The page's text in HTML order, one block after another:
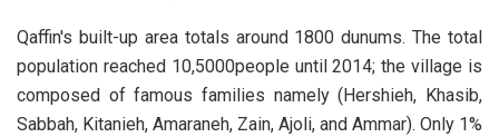
Qaffin's built-up area totals around 1800 dunums. The total
population reached 10,5000people until 2014; the village is
composed of famous families namely (Hershieh, Khasib,
Sabbah, Kitanieh, Amaraneh, Zain, Ajoli, and Ammar). Only 1%